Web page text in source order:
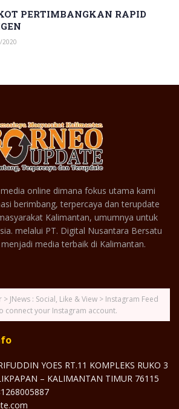
PERTIMBANGKAN RAPID
2020
online dimana fokus utama kami
berimbang, terpercaya dan terupdate
Kalimantan, umumnya untuk
melalui PT. Digital Nusantara Bersatu
media terbaik di Kalimantan.
JNews : Social, Like & View > Instagram Feed
connect your Instagram account.
YOES RT.11 KOMPLEKS RUKO 3
– KALIMANTAN TIMUR 76115